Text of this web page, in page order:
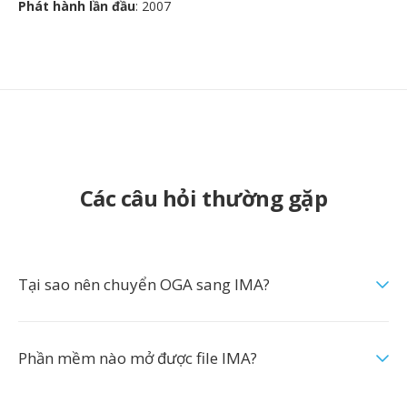
Phát hành lần đầu: 2007
Các câu hỏi thường gặp
Tại sao nên chuyển OGA sang IMA?
Phần mềm nào mở được file IMA?